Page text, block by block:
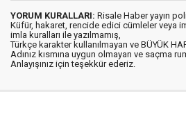
YORUM KURALLARI: Risale Haber yayın
Küfür, hakaret, rencide edici cümleler veya
imla kuralları ile yazılmamış,
Türkçe karakter kullanılmayan ve BÜYÜK
Adınız kısmına uygun olmayan ve saçma
Anlayışınız için teşekkür ederiz.